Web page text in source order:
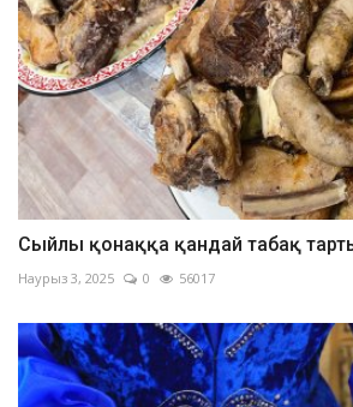
Сыйлы қонаққа қандай табақ
Наурыз 3, 2025 0 56017